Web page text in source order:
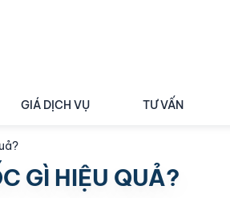
GIÁ DỊCH VỤ TƯ VẤN
GÌ HIỆU QUẢ?